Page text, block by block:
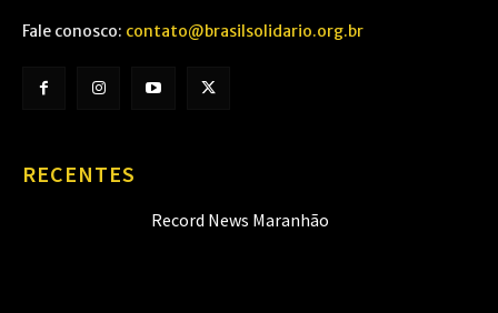
Fale conosco: contato@brasilsolidario.org.br
RECENTES
Record News Maranhão